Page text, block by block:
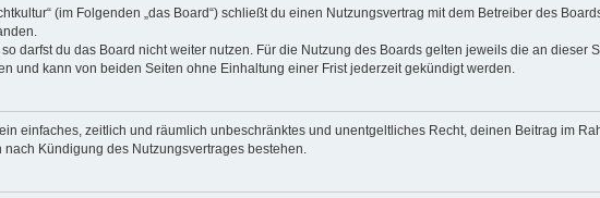
(im Folgenden „das Board“) schließt du einen Nutzungsvertrag mit dem Betreiber des
darfst du das Board nicht weiter nutzen. Für die Nutzung des Boards gelten jeweils die an dieser
und kann von beiden Seiten ohne Einhaltung einer Frist jederzeit gekündigt werden.
einfaches, zeitlich und räumlich unbeschränktes und unentgeltliches Recht, deinen Beitrag im
Kündigung des Nutzungsvertrages bestehen.